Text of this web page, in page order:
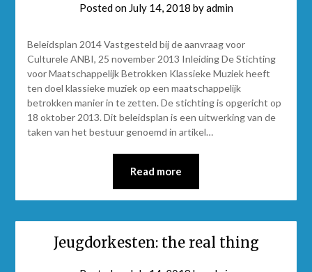
Posted on July 14, 2018 byadmin
Beleidsplan 2014 Vastgesteld bij de aanvraag voor
Culturele ANBI, 25 november 2013 Inleiding De Stichting
voor Maatschappelijk Betrokken Klassieke Muziek heeft
ten doel klassieke muziek op een maatschappelijk
betrokken manier in te zetten. De stichting is opgericht op
18 oktober 2013. Dit beleidsplan is een uitwerking van de
taken van het bestuur genoemd in artikel…
Read more
Jeugdorkesten: the real thing